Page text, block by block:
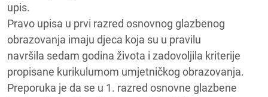
upis.
Pravo upisa u prvi razred osnovnog glazbenog
obrazovanja imaju djeca koja su u pravilu
navršila sedam godina života i zadovoljila kriterije
propisane kurikulumom umjetničkog obrazovanja.
Preporuka je da se u 1. razred osnovne glazbene